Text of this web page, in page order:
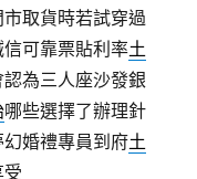
市取貨時若試穿過
可靠票貼利率土
為三人座沙發銀
哪些選擇了辦理針
婚禮專員到府土